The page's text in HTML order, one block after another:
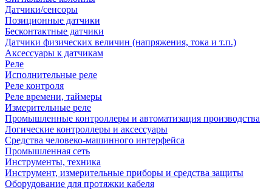
Датчики/сенсоры
Позиционные датчики
Бесконтактные датчики
Датчики физических величин (напряжения, тока и т.п.)
Аксессуары к датчикам
Реле
Исполнительные реле
Реле контроля
Реле времени, таймеры
Измерительные реле
Промышленные контроллеры и автоматизация производства
Логические контроллеры и аксессуары
Средства человеко-машинного интерфейса
Промышленная сеть
Инструменты, техника
Инструмент, измерительные приборы и средства защиты
Оборудование для протяжки кабеля